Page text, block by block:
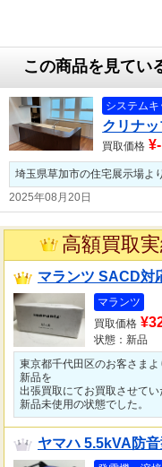
この商品を見てい
システムキ
クリナ
買取価格 ¥-
埼玉県草加市の住宅展示場よ
2025年08月20日
高額買取
マランツ SACD対
マランツ
買取価格
状態：新品
東京都千代田区のお客さま
新品を
出張買取にてお買取させてい
新品未使用の状態でした。
ヤマハ 5.5kVA防